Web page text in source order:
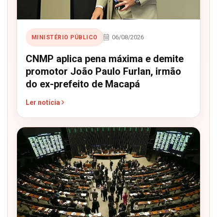
MINISTÉRIO PÚBLICO 06/08/2026
CNMP aplica pena máxima e demite
promotor João Paulo Furlan, irmão
do ex-prefeito de Macapá
Ler notícia